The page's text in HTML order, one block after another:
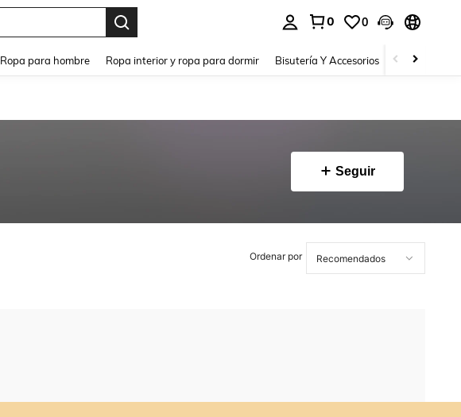
0 0
Ropa para hombre Ropa interior y ropa para dormir Bisutería Y Accesorios Zapatos
Seguir
Ordenar por
de nuevo.